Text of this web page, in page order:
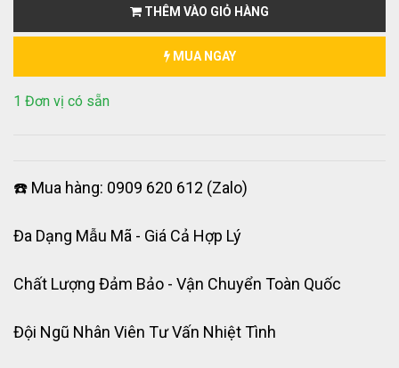
THÊM VÀO GIỎ HÀNG
MUA NGAY
1 Đơn vị có sẵn
☎️ Mua hàng: 0909 620 612 (Zalo)
Đa Dạng Mẫu Mã - Giá Cả Hợp Lý
Chất Lượng Đảm Bảo - Vận Chuyển Toàn Quốc
Đội Ngũ Nhân Viên Tư Vấn Nhiệt Tình